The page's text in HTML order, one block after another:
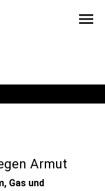
menu
Armut
Gas und